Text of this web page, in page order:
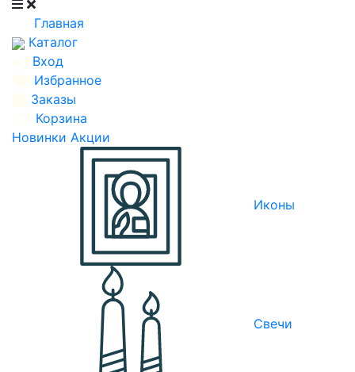
Главная
Каталог
Вход
Избранное
Заказы
Корзина
Новинки Акции
Иконы
Свечи